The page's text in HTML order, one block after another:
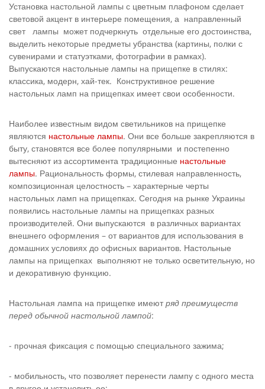
Установка настольной лампы с цветным плафоном сделает
световой акцент в интерьере помещения, а направленный
свет лампы может подчеркнуть отдельные его достоинства,
выделить некоторые предметы убранства (картины, полки с
сувенирами и статуэтками, фотографии в рамках).
Выпускаются настольные лампы на прищепке в стилях:
классика, модерн, хай-тек. Конструктивное решение
настольных ламп на прищепках имеет свои особенности.
Наиболее известным видом светильников на прищепке
являются настольные лампы. Они все больше закрепляются в
быту, становятся все более популярными и постепенно
вытесняют из ассортимента традиционные настольные
лампы. Рациональность формы, стилевая направленность,
композиционная целостность – характерные черты
настольных ламп на прищепках. Сегодня на рынке Украины
появились настольные лампы на прищепках разных
производителей. Они выпускаются в различных вариантах
внешнего оформления – от вариантов для использования в
домашних условиях до офисных вариантов. Настольные
лампы на прищепках выполняют не только осветительную, но
и декоративную функцию.
Настольная лампа на прищепке имеютряд преимуществ
перед обычной настольной лампой:
- прочная фиксация с помощью специального зажима;
- мобильность, что позволяет перенести лампу с одного места